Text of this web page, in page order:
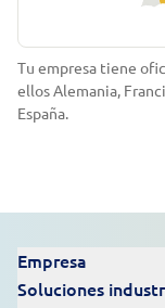
Tu empresa tiene
ellos Alemania,
España.
Empresa
Soluciones